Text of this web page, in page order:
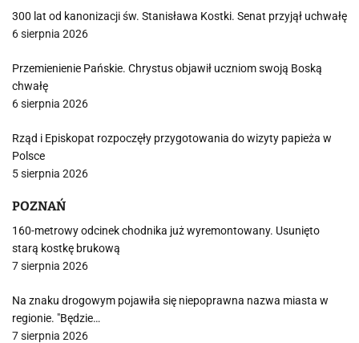
300 lat od kanonizacji św. Stanisława Kostki. Senat przyjął uchwałę
6 sierpnia 2026
Przemienienie Pańskie. Chrystus objawił uczniom swoją Boską
chwałę
6 sierpnia 2026
Rząd i Episkopat rozpoczęły przygotowania do wizyty papieża w
Polsce
5 sierpnia 2026
POZNAŃ
160-metrowy odcinek chodnika już wyremontowany. Usunięto
starą kostkę brukową
7 sierpnia 2026
Na znaku drogowym pojawiła się niepoprawna nazwa miasta w
regionie. "Będzie…
7 sierpnia 2026